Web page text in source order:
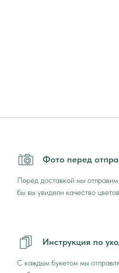
Фото перед
Перед доставкой мы
бы вы увидели качество цветов
Инструкция по
С каждым букетом мы